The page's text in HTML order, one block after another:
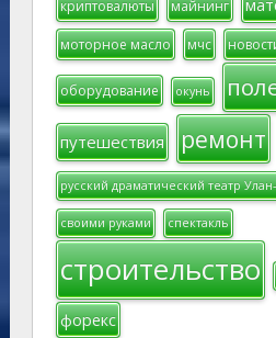
криптовалюты майнинг
моторное масло мчс
оборудование окунь
путешествия ремонт
русский драматический театр
своими руками спектакль
строительство
форекс